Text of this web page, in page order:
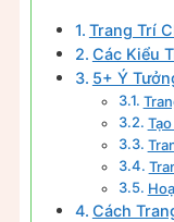
Trang Trí
Các Kiểu
5+ Ý
Cách